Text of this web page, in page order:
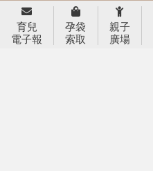
信誼基金出版社
閱讀推廣
育兒
電子報
孕袋
索取
親子
廣場